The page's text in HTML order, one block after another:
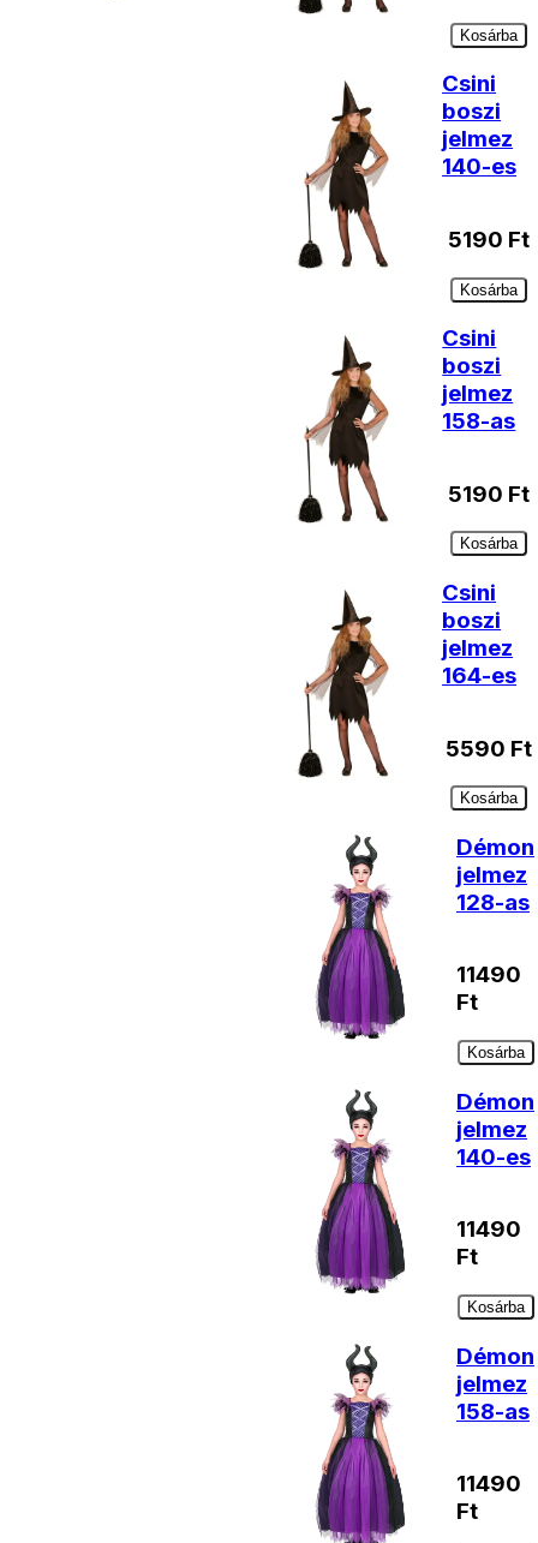
Kosárba
Csini
boszi
jelmez
140-es
5190 Ft
Kosárba
Csini
boszi
jelmez
158-as
5190 Ft
Kosárba
Csini
boszi
jelmez
164-es
5590 Ft
Kosárba
Démon
jelmez
128-as
11490
Ft
Kosárba
Démon
jelmez
140-es
11490
Ft
Kosárba
Démon
jelmez
158-as
11490
Ft